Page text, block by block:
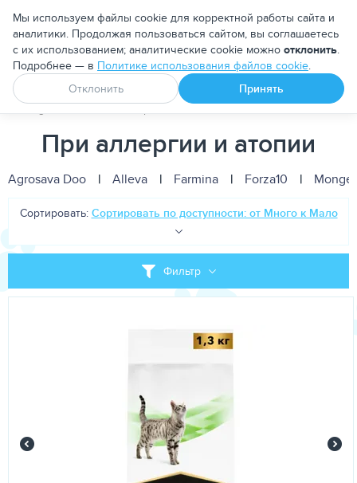
Москва
Апоквел Ветмедин От блох и клещей
PetDog Кошкам Корма для кошек Лечебно-
При аллергии и атопии
Agrosava Doo | Alleva | Farmina | Forza10 | Monge
Фильтр
Сортировать: Сортировать по доступности: от Много к Мало
Мы используем файлы cookie для корректной работы сайта и
аналитики. Продолжая пользоваться сайтом, вы соглашаетесь
с их использованием; аналитические cookie можно отклонить.
Подробнее — в Политике использования файлов cookie.
Отклонить
Принять